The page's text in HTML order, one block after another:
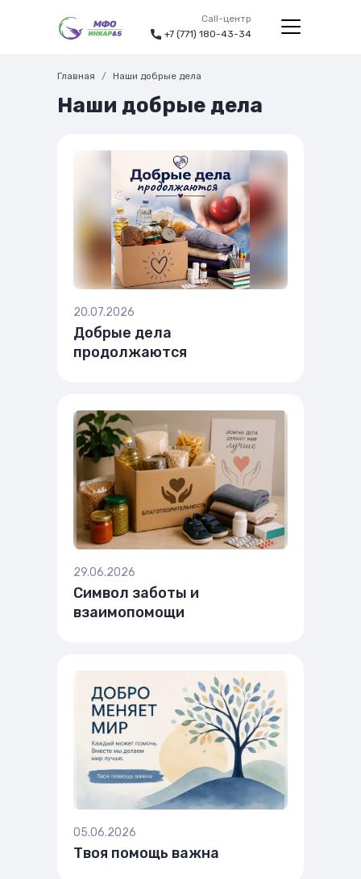
Call-центр
+7 (771) 180-43-34
Главная Наши добрые дела
Наши добрые дела
20.07.2026
Добрые дела
продолжаются
29.06.2026
Символ заботы и
взаимопомощи
05.06.2026
Твоя помощь важна